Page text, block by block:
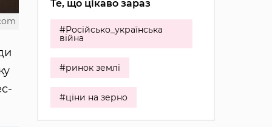
Те, що цікаво зараз
#Російсько_українська
війна
#ринок землі
#ціни на зерно